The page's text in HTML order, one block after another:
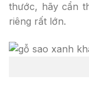
thước, hãy cẩn
riêng rất lớn.